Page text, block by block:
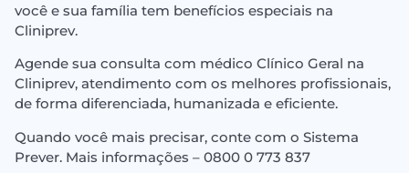
você e sua família tem benefícios especiais na
Cliniprev.
Agende sua consulta com médico Clínico Geral na
Cliniprev, atendimento com os melhores profissionais,
de forma diferenciada, humanizada e eficiente.⠀
Quando você mais precisar, conte com o Sistema
Prever. Mais informações – 0800 0 773 837